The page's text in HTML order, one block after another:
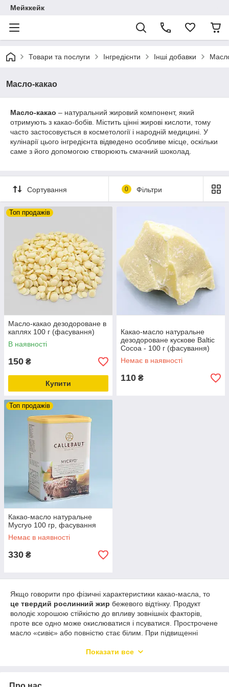
Мейккейк
Товари та послуги Інгредієнти Інші добавки
Масло-какао
Масло-какао – натуральний жировий компонент, який
отримують з какао-бобів. Містить цінні жирові кислоти, тому
часто застосовується в косметології і народній медицині. У
кулінарії цього інгредієнта відведено особливе місце, оскільки
саме з його допомогою створюють смачний шоколад.
Сортування 0 Фільтри
Топ продажів
Масло-какао дезодороване в
каплях 100 г (фасування)
В наявності
150 ₴
Купити
Какао-масло натуральне
дезодороване кускове Baltic
Cocoa - 100 г (фасування)
Немає в наявності
110 ₴
Топ продажів
Какао-масло натуральне
Mycryo 100 гр, фасування
Немає в наявності
330 ₴
Якщо говорити про фізичні характеристики какао-масла, то
це твердий рослинний жир бежевого відтінку. Продукт
володіє хорошою стійкістю до впливу зовнішніх факторів,
проте все одно може окислюватися і псуватися. Прострочене
масло «сивіє» або повністю стає білим. При підвищенні
Показати все